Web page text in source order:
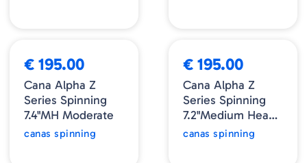
€ 195.00
Cana Alpha Z
Series Spinning
7.4"MH Moderate
canas spinning
€ 195.00
Cana Alpha Z
Series Spinning
7.2"Medium Heavy
Fast
canas spinning